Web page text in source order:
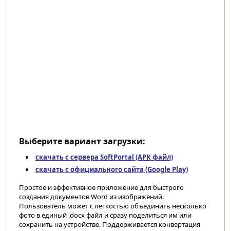
Выберите вариант загрузки:
скачать с сервера SoftPortal (APK файл)
скачать с официального сайта (Google Play)
Простое и эффективное приложение для быстрого
создания документов Word из изображений.
Пользователь может с легкостью объединить несколько
фото в единый .docx файл и сразу поделиться им или
сохранить на устройстве. Поддерживается конвертация